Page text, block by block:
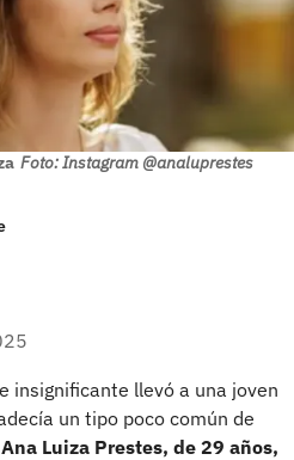
Foto: Instagram @analuprestes
insignificante llevó a una joven
un tipo poco común de
Ana Luiza Prestes, de 29 años,